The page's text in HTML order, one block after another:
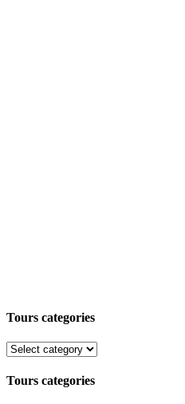
Tours categories
Tours categories